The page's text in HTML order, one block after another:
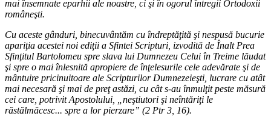
mai însemnate eparhii ale noastre, ci şi în ogorul întregii Ortodoxii
româneşti.
Cu aceste gânduri, binecuvântăm cu îndreptăţită şi nespusă bucurie
apariţia acestei noi ediţii a Sfintei Scripturi, izvodită de Înalt Prea
Sfinţitul Bartolomeu spre slava lui Dumnezeu Celui în Treime lăudat
şi spre o mai înlesnită apropiere de înţelesurile cele adevărate şi de
mântuire pricinuitoare ale Scripturilor Dumnezeieşti, lucrare cu atât
mai necesară şi mai de preţ astăzi, cu cât s-au înmulţit peste măsură
cei care, potrivit Apostolului, „neştiutori şi neîntăriţi le
răstălmăcesc... spre a lor pierzare” (2 Ptr 3, 16).